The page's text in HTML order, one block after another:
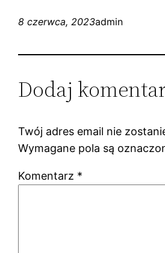
8 czerwca, 2023admin
Dodaj
Twój adres email nie
Wymagane pola są
Komentarz *